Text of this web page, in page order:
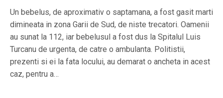
Un bebelus, de aproximativ o saptamana, a fost gasit marti
dimineata in zona Garii de Sud, de niste trecatori. Oamenii
au sunat la 112, iar bebelusul a fost dus la Spitalul Luis
Turcanu de urgenta, de catre o ambulanta. Politistii,
prezenti si ei la fata locului, au demarat o ancheta in acest
caz, pentru a…